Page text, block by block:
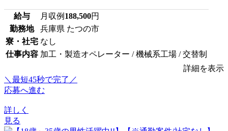
給与 月収例 188,500円
勤務地
兵庫県 たつの市
寮・社宅 なし
仕事内容 加工・製造オペレーター / 機械系工場 / 交替制
詳細を表示
＼最短45秒で完了／
応募へ進む
詳しく
見る